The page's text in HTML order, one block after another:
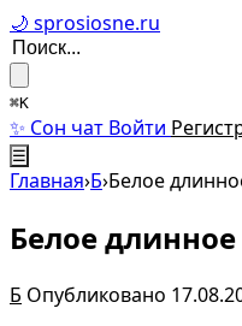
🌙 sprosiosne.ru
⌘K
✨ Сон чат Войти
☰
Главная›Б›Белое
Белое
Б Опубликовано